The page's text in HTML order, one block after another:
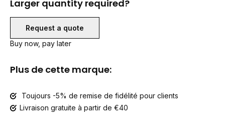
Larger quantity required?
Request a quote
Buy now, pay later
Plus de cette marque:
Toujours -5% de remise de fidélité pour clients
Livraison gratuite à partir de €40